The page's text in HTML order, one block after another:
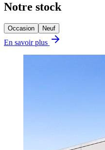
Notre stock
Occasion Neuf
En savoir plus